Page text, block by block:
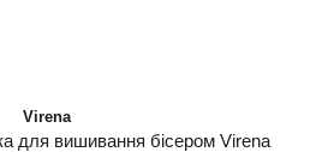
Virena
для вишивання бісером Virena